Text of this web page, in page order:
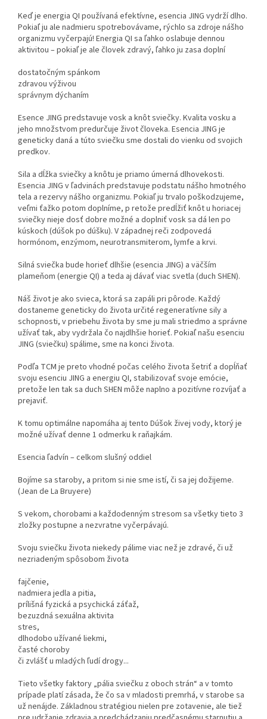
Keď je energia QI používaná efektívne, esencia JING vydrží dlho.
Pokiaľ ju ale nadmieru spotrebovávame, rýchlo sa zdroje nášho
organizmu vyčerpajú! Energia QI sa ľahko oslabuje dennou
aktivitou – pokiaľ je ale človek zdravý, ľahko ju zasa doplní
dostatočným spánkom
zdravou výživou
správnym dýchaním
Esence JING predstavuje vosk a knôt sviečky. Kvalita vosku a
jeho množstvom predurčuje život človeka. Esencia JING je
geneticky daná a túto sviečku sme dostali do vienku od svojich
predkov.
Sila a dĺžka sviečky a knôtu je priamo úmerná dlhovekosti.
Esencia JING v ľadvinách predstavuje podstatu nášho hmotného
tela a rezervy nášho organizmu. Pokiaľ ju trvalo poškodzujeme,
veľmi ťažko potom doplníme, p retože predĺžiť knôt u horiacej
sviečky nieje dosť dobre možné a doplniť vosk sa dá len po
kúskoch (dúšok po dúšku). V západnej reči zodpovedá
hormónom, enzýmom, neurotransmiterom, lymfe a krvi.
Silná sviečka bude horieť dlhšie (esencia JING) a väčším
plameňom (energie QI) a teda aj dávať viac svetla (duch SHEN).
Náš život je ako svieca, ktorá sa zapáli pri pôrode. Každý
dostaneme geneticky do života určité regeneratívne sily a
schopnosti, v priebehu života by sme ju mali striedmo a správne
užívať tak, aby vydržala čo najdlhšie horieť. Pokiaľ našu esenciu
JING (sviečku) spálime, sme na konci života.
Podľa TCM je preto vhodné počas celého života šetriť a dopĺňať
svoju esenciu JING a energiu QI, stabilizovať svoje emócie,
pretože len tak sa duch SHEN môže naplno a pozitívne rozvíjať a
prejaviť.
K tomu optimálne napomáha aj tento Dúšok živej vody, ktorý je
možné užívať denne 1 odmerku k raňajkám.
Esencia ľadvín – celkom slušný oddiel
Bojíme sa staroby, a pritom si nie sme istí, či sa jej dožijeme.
(Jean de La Bruyere)
S vekom, chorobami a každodenným stresom sa všetky tieto 3
zložky postupne a nezvratne vyčerpávajú.
Svoju sviečku života niekedy pálime viac než je zdravé, či už
nezriadeným spôsobom života
fajčenie,
nadmiera jedla a pitia,
prílišná fyzická a psychická záťaž,
bezuzdná sexuálna aktivita
stres,
dlhodobo užívané liekmi,
časté choroby
či zvlášť u mladých ľudí drogy...
Tieto všetky faktory „pália sviečku z oboch strán“ a v tomto
prípade platí zásada, že čo sa v mladosti premrhá, v starobe sa
už nenájde. Základnou stratégiou nielen pre zotavenie, ale tiež